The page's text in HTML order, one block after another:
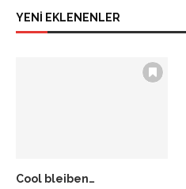
YENİ EKLENENLER
Cool bleiben…